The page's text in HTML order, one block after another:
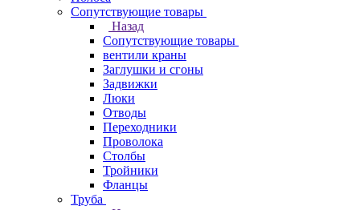
Сопутствующие товары
Назад
Сопутствующие товары
вентили краны
Заглушки и сгоны
Задвижки
Люки
Отводы
Переходники
Проволока
Столбы
Тройники
Фланцы
Труба